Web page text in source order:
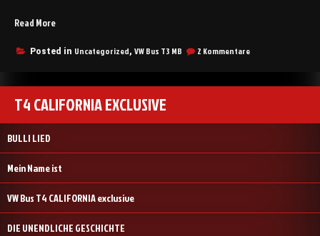
Read More„Tagebuch
BUS
Posted in Uncategorized, VW Bus T3 MB 2 Kommentarezu
BUS
T4 CALIFORNIA EXCLUSIVE
BULLI LIED
Mein Name ist
VW Bus T4 CALIFORNIA exclusive
DIE UNENDLICHE GESCHICHTE